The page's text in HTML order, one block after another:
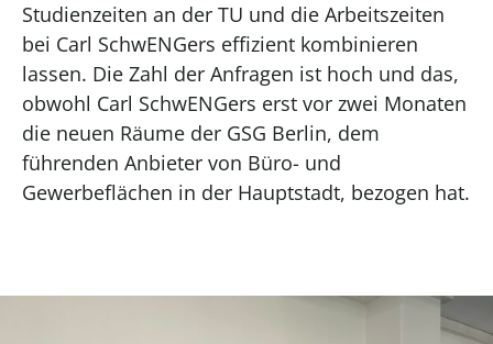
Studienzeiten an der TU und die Arbeitszeiten
bei Carl SchwENGers effizient kombinieren
lassen. Die Zahl der Anfragen ist hoch und das,
obwohl Carl SchwENGers erst vor zwei Monaten
die neuen Räume der GSG Berlin, dem
führenden Anbieter von Büro- und
Gewerbeflächen in der Hauptstadt, bezogen hat.